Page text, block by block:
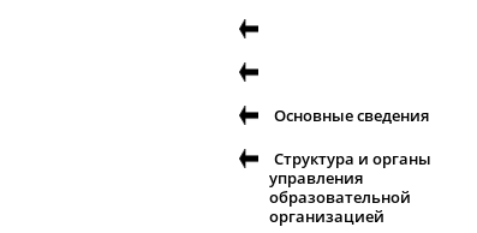
Основные сведения
Структура и органы
управления
образовательной
организацией